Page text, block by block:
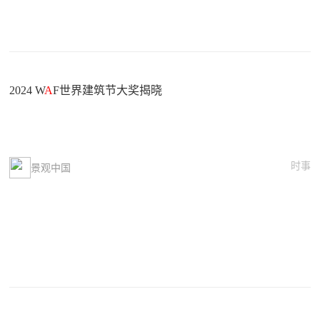
2024 WAF世界建筑节大奖揭晓
景观中国 时事